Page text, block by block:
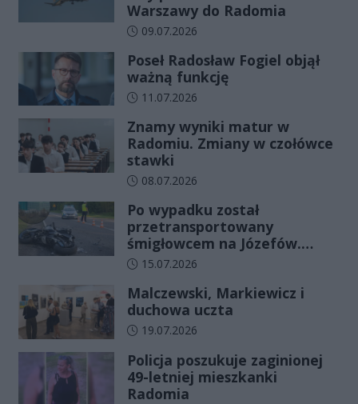
Warszawy do Radomia
Data dodania artykułu:
09.07.2026
Poseł Radosław Fogiel objął
ważną funkcję
Data dodania artykułu:
11.07.2026
Znamy wyniki matur w
Radomiu. Zmiany w czołówce
stawki
Data dodania artykułu:
08.07.2026
Po wypadku został
przetransportowany
śmigłowcem na Józefów.
Historia mrozi krew w żyłach
Data dodania artykułu:
15.07.2026
Malczewski, Markiewicz i
duchowa uczta
Data dodania artykułu:
19.07.2026
Policja poszukuje zaginionej
49-letniej mieszkanki
Radomia